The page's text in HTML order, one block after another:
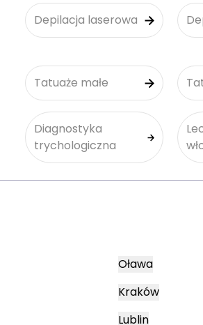
Depilacja laserowa
Tatuaże małe
Diagnostyka
trychologiczna
Oława
Kraków
Lublin